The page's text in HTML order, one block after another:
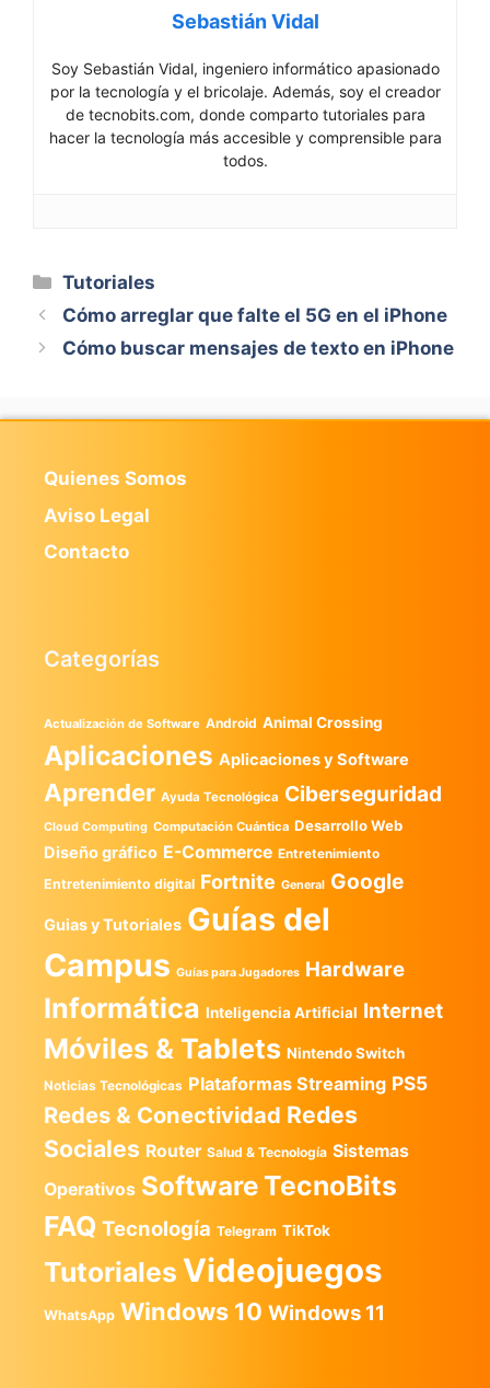
Sebastián Vidal
Soy Sebastián Vidal, ingeniero informático apasionado
por la tecnología y el bricolaje. Además, soy el creador
de tecnobits.com, donde comparto tutoriales para
hacer la tecnología más accesible y comprensible para
todos.
Categorías
Tutoriales
Cómo arreglar que falte el 5G en el iPhone
Cómo buscar mensajes de texto en iPhone
Quienes Somos
Aviso Legal
Contacto
Categorías
Actualización de Software Android Animal Crossing
Aplicaciones Aplicaciones y Software
Aprender Ayuda Tecnológica Ciberseguridad
Cloud Computing Computación Cuántica Desarrollo Web
Diseño gráfico E-Commerce Entretenimiento
Entretenimiento digital Fortnite General Google
Guias y Tutoriales Guías del
Campus Guías para Jugadores Hardware
Informática Inteligencia Artificial Internet
Móviles & Tablets Nintendo Switch
Noticias Tecnológicas Plataformas Streaming PS5
Redes & Conectividad Redes
Sociales Router Salud & Tecnología Sistemas
Operativos SoftwareTecnoBits
FAQ Tecnología Telegram TikTok
Tutoriales Videojuegos
WhatsApp Windows 10 Windows 11